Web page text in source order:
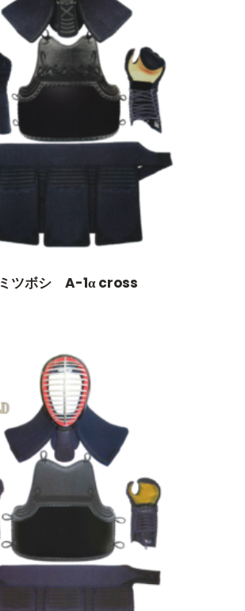
ミツボシ A-1α cross